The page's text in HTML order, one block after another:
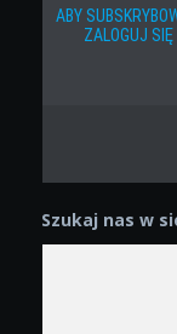
ABY
ZALOGUJ SIĘ
Szukaj nas w